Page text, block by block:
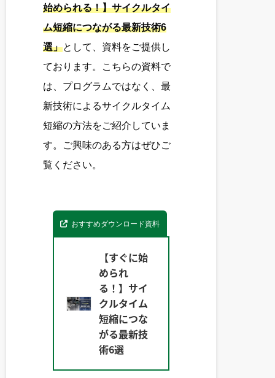
始められる！】サイクルタイ
ム短縮につながる最新技術6
選」として、資料をご提供し
ております。こちらの資料で
は、プログラムではなく、最
新技術によるサイクルタイム
短縮の方法をご紹介していま
す。ご興味のある方はぜひご
覧ください。
おすすめダウンロード資料
【すぐに始
められ
る！】サイ
クルタイム
短縮につな
がる最新技
術6選